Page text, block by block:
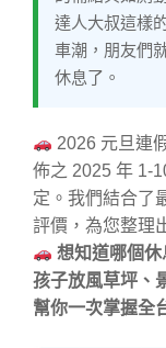
達人大叔這樣
車潮，朋友們
休息了。
2026 元旦連
佈之 2025 年 1-
定。我們結合了
評價，為您整理
想知道哪個休
孩子放風草坪、
幫你一次掌握全